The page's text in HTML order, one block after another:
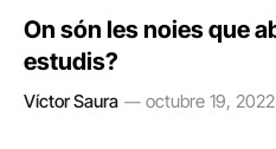
On són les noies que
estudis?
Víctor Saura octubre 19, 2022